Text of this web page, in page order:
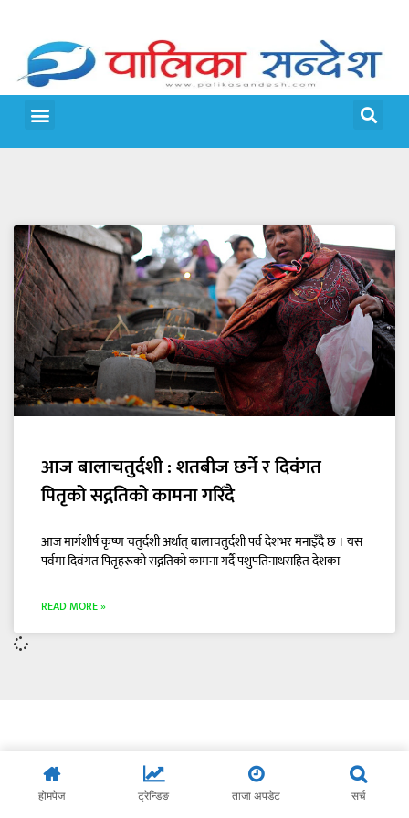
आज बालाचतुर्दशी : शतबीज छर्ने र दिवंगत
पितृको सद्गतिको कामना गरिँदै
आज मार्गशीर्ष कृष्ण चतुर्दशी अर्थात् बालाचतुर्दशी पर्व देशभर मनाइँदै छ । यस
पर्वमा दिवंगत पितृहरूको सद्गतिको कामना गर्दै पशुपतिनाथसहित देशका
READ MORE »
होमपेज ट्रेन्डिङ ताजा अपडेट सर्च